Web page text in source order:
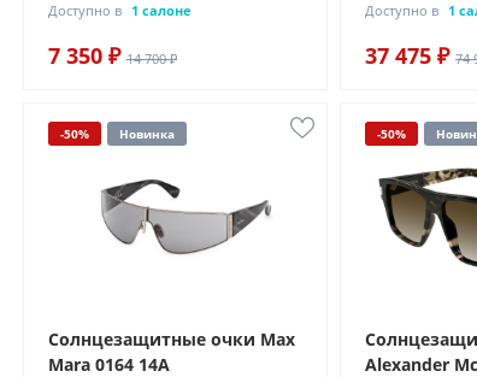
Доступно в 1 салоне
7 350 ₽ 14 700 ₽
Доступно в 1
37 475 ₽ 74
-50% Новинка
Солнцезащитные очки Max
Mara 0164 14A
-50%
Alexander